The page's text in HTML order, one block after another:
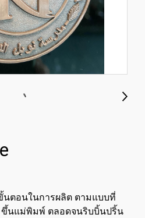
นตอนในการผลิต ตามแบบที่
ขึ้นแม่พิมพ์ ตลอดจนริบบิ้นปริ้น